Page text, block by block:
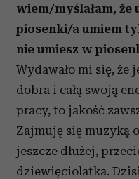
wiem/myślałam, że
piosenki/a umiem
nie umiesz w
Wydawało mi się, że
dobra i całą swoją
pracy, to jakość
Zajmuję się muzyką
jeszcze dłużej,
dziewięciolatka.